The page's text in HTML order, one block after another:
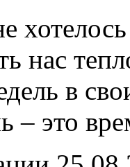
нас
в
– это